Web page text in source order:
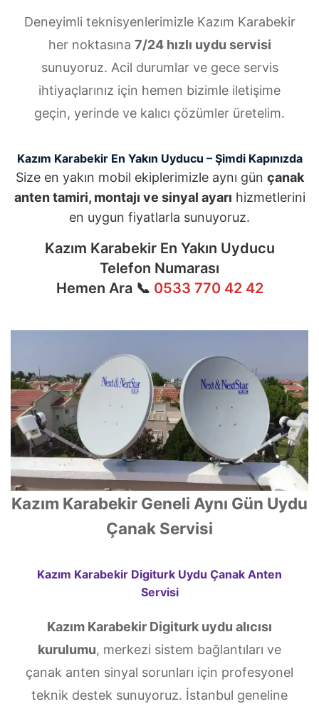
Deneyimli teknisyenlerimizle Kazım Karabekir
her noktasına 7/24 hızlı uydu servisi
sunuyoruz. Acil durumlar ve gece servis
ihtiyaçlarınız için hemen bizimle iletişime
geçin, yerinde ve kalıcı çözümler üretelim.
Kazım Karabekir En Yakın Uyducu – Şimdi Kapınızda
Size en yakın mobil ekiplerimizle aynı gün çanak
anten tamiri, montajı ve sinyal ayarı hizmetlerini
en uygun fiyatlarla sunuyoruz.
Kazım Karabekir En Yakın Uyducu
Telefon Numarası
Hemen Ara 📞 0533 770 42 42
Kazım Karabekir Geneli Aynı Gün Uydu
Çanak Servisi
Kazım Karabekir Digiturk Uydu Çanak Anten
Servisi
Kazım Karabekir Digiturk uydu alıcısı
kurulumu, merkezi sistem bağlantıları ve
çanak anten sinyal sorunları için profesyonel
teknik destek sunuyoruz. İstanbul geneline